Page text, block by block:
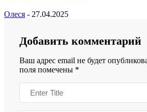
Олеся - 27.04.2025
Добавить комментарий
Ваш адрес email не будет
поля помечены *